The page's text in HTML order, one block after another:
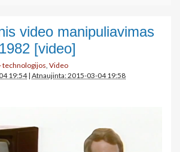
video manipuliavimas
[video]
technologijos, Video
19:54| Atnaujinta: 2015-03-04 19:58